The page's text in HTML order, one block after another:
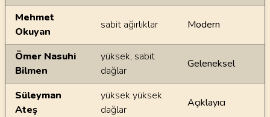
Mehmet
Okuyan
sabit ağırlıklar Modern
Ömer Nasuhi
Bilmen
yüksek, sabit
dağlar
Geleneksel
Süleyman
Ateş
yüksek yüksek
dağlar
Açıklayıcı